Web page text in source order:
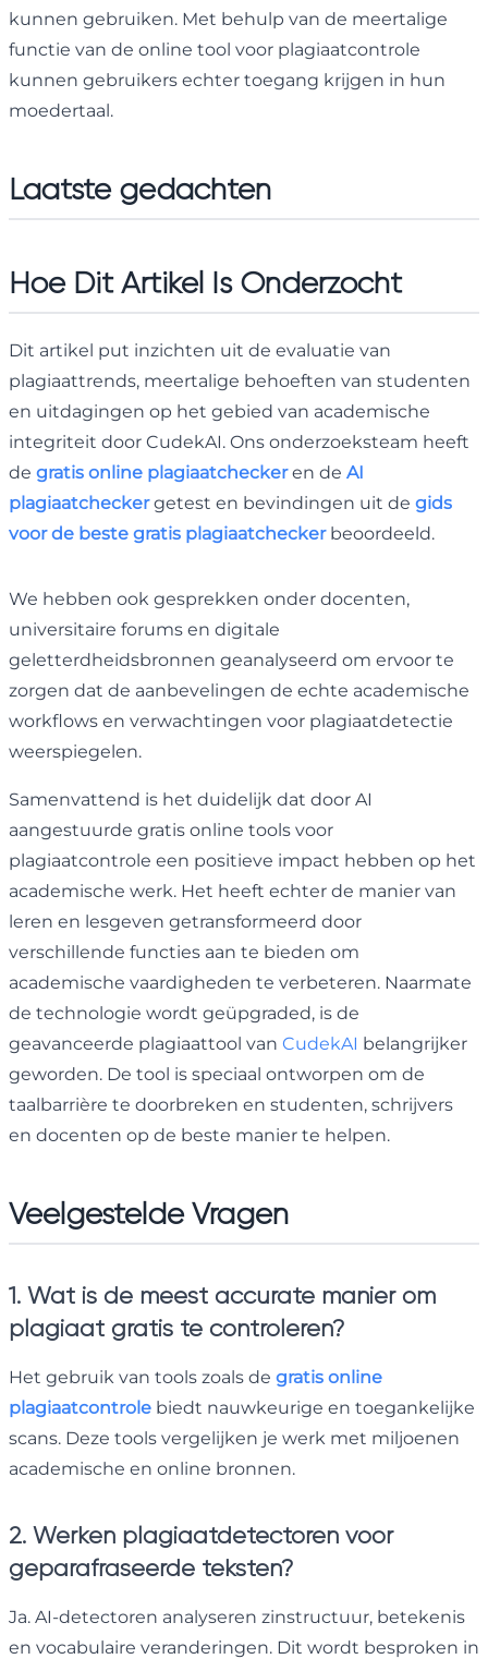
kunnen gebruiken. Met behulp van de meertalige
functie van de online tool voor plagiaatcontrole
kunnen gebruikers echter toegang krijgen in hun
moedertaal.
Laatste gedachten
Hoe Dit Artikel Is Onderzocht
Dit artikel put inzichten uit de evaluatie van
plagiaattrends, meertalige behoeften van studenten
en uitdagingen op het gebied van academische
integriteit door CudekAI. Ons onderzoeksteam heeft
de gratis online plagiaatcheckeren de AI
plagiaatcheckergetest en bevindingen uit de gids
voor de beste gratis plagiaatcheckerbeoordeeld.
We hebben ook gesprekken onder docenten,
universitaire forums en digitale
geletterdheidsbronnen geanalyseerd om ervoor te
zorgen dat de aanbevelingen de echte academische
workflows en verwachtingen voor plagiaatdetectie
weerspiegelen.
Samenvattend is het duidelijk dat door AI
aangestuurde gratis online tools voor
plagiaatcontrole een positieve impact hebben op het
academische werk. Het heeft echter de manier van
leren en lesgeven getransformeerd door
verschillende functies aan te bieden om
academische vaardigheden te verbeteren. Naarmate
de technologie wordt geüpgraded, is de
geavanceerde plagiaattool van CudekAI belangrijker
geworden. De tool is speciaal ontworpen om de
taalbarrière te doorbreken en studenten, schrijvers
en docenten op de beste manier te helpen.
Veelgestelde Vragen
1. Wat is de meest accurate manier om
plagiaat gratis te controleren?
Het gebruik van tools zoals de gratis online
plagiaatcontrole biedt nauwkeurige en toegankelijke
scans. Deze tools vergelijken je werk met miljoenen
academische en online bronnen.
2. Werken plagiaatdetectoren voor
geparafraseerde teksten?
Ja. AI-detectoren analyseren zinstructuur, betekenis
en vocabulaire veranderingen. Dit wordt besproken in